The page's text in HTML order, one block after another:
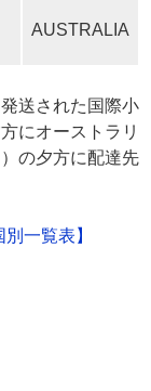
AUSTRALIA
送された国際小
にオーストラリ
の夕方に配達先
一覧表】